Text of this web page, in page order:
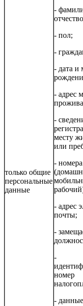
только общие
персональные
данные
-
- пол;
-
- дата и
- адрес
-
месту
или
-
- адрес
почты;
-
-
номер
-